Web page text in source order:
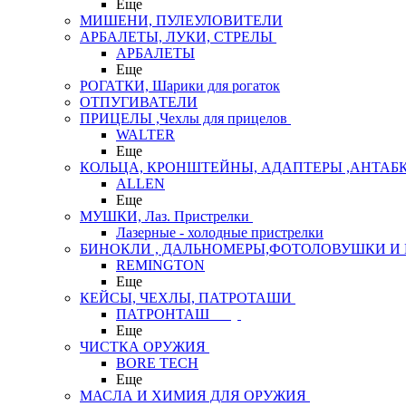
Еще
МИШЕНИ, ПУЛЕУЛОВИТЕЛИ
АРБАЛЕТЫ, ЛУКИ, СТРЕЛЫ
АРБАЛЕТЫ
Еще
РОГАТКИ, Шарики для рогаток
ОТПУГИВАТЕЛИ
ПРИЦЕЛЫ ,Чехлы для прицелов
WALTER
Еще
КОЛЬЦА, КРОНШТЕЙНЫ, АДАПТЕРЫ
ALLEN
Еще
МУШКИ, Лаз. Пристрелки
Лазерные - холодные пристрелки
БИНОКЛИ , ДАЛЬНОМЕРЫ,ФОТОЛОВУШКИ И
REMINGTON
Еще
КЕЙСЫ, ЧЕХЛЫ, ПАТРОТАШИ
ПАТРОНТАШ
Еще
ЧИСТКА ОРУЖИЯ
BORE TECH
Еще
МАСЛА И ХИМИЯ ДЛЯ ОРУЖИЯ